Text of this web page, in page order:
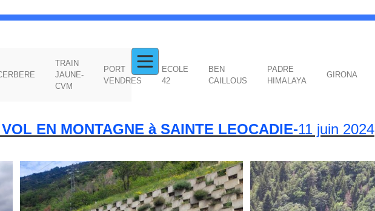
TRAIN
JAUNE-
CVM
PORT
VENDRES
ECOLE
42
BEN
CAILLOUS
PADRE
HIMALAYA
GIRONA
EN MONTAGNE à SAINTE LEOCADIE-11 juin 2024